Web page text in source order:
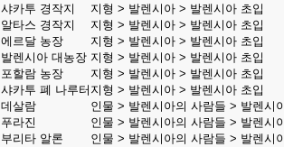
샤카투 경작지
지형 > 발렌시아 > 발렌시아 초입
알타스 경작지
지형 > 발렌시아 > 발렌시아 초입
에르달 농장
지형 > 발렌시아 > 발렌시아 초입
발렌시아 대농장 지형 > 발렌시아 > 발렌시아 초입
포할람 농장
지형 > 발렌시아 > 발렌시아 초입
샤카투 폐 나루터 지형 > 발렌시아 > 발렌시아 초입
데살람
인물 > 발렌시아의 사람들 > 발렌시
푸라진
인물 > 발렌시아의 사람들 > 발렌시
부리타 알론
인물 > 발렌시아의 사람들 > 발렌시